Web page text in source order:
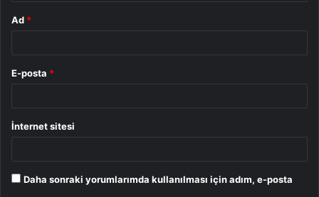
Ad *
E-posta *
İnternet sitesi
Daha sonraki yorumlarımda kullanılması için adım, e-posta